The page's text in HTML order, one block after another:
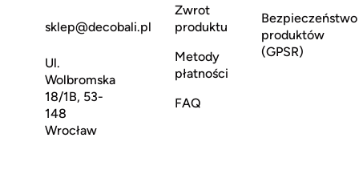
sklep@decobali.pl
Ul.
Wolbromska
18/1B, 53-
148
Wrocław
Zwrot
produktu
Metody
płatności
FAQ
Bezpieczeństwo
produktów
(GPSR)